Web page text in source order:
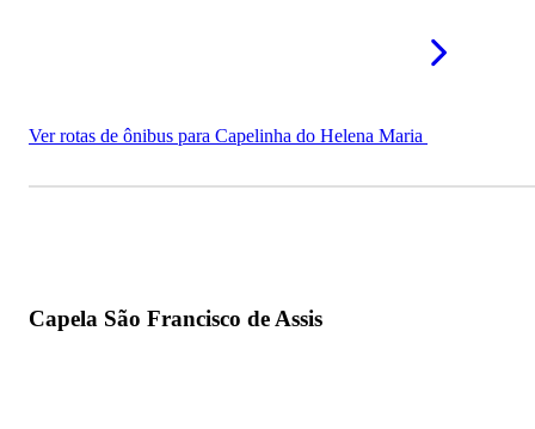
Ver rotas de ônibus para Capelinha do Helena Maria
Capela São Francisco de Assis